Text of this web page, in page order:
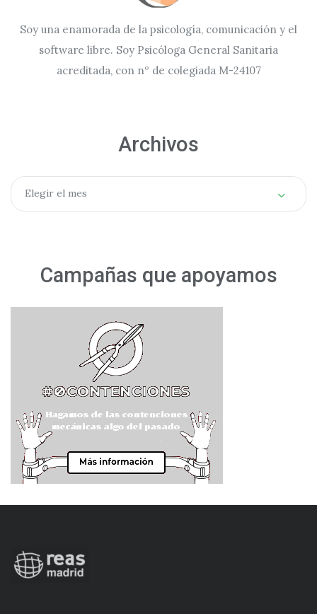
Soy una enamorada de la psicología, comunicación y el
software libre. Soy Psicóloga General Sanitaria
acreditada, con nº de colegiada M-24107
Archivos
Archivos
Elegir el mes
Campañas que apoyamos